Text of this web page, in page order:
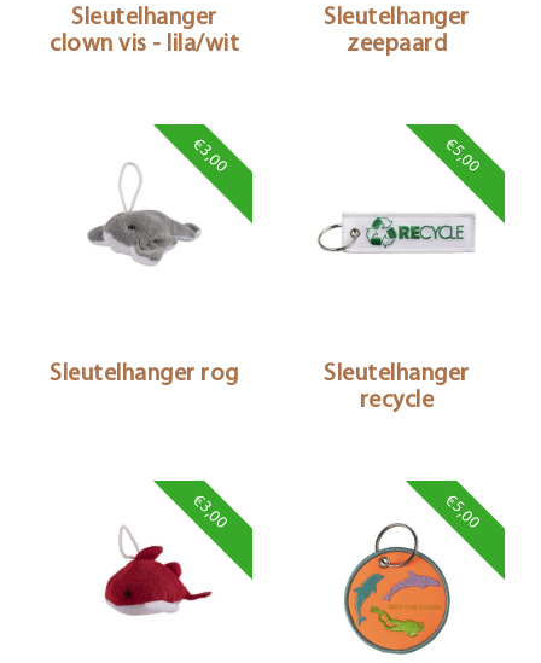
Sleutelhanger
clown vis - lila/wit
Sleutelhanger
zeepaard
€3,00
Sleutelhanger rog
€5,00
Sleutelhanger
recycle
€3,00 €5,00